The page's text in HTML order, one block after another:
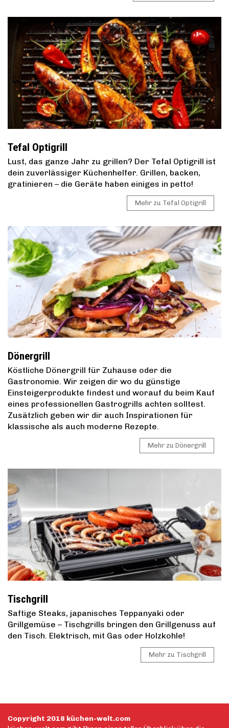
Tefal Optigrill
Lust, das ganze Jahr zu grillen? Der Tefal Optigrill ist
dein zuverlässiger Küchenhelfer. Grillen, backen,
gratinieren – die Geräte haben einiges in petto!
Mehr zu Tefal Optigrill
Dönergrill
Köstliche Dönergrill für Zuhause oder die
Gastronomie. Wir zeigen dir wo du günstige
Einsteigerprodukte findest und worauf du beim Kauf
eines professionellen Gastrogrills achten solltest.
Zusätzlich geben wir dir auch Inspirationen für
klassische als auch moderne Rezepte.
Mehr zu Dönergrill
Tischgrill
Saftige Steaks, japanisches Teppanyaki oder
Grillgemüse – Tischgrills bringen den Grillgenuss auf
den Tisch. Elektrisch, mit Gas oder Holzkohle!
Mehr zu Tischgrill
Copyright 2018 küchen-welt.com